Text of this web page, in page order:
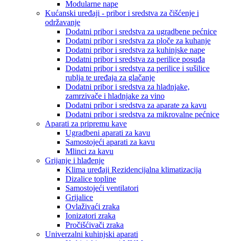
Modularne nape
Kućanski uređaji - pribor i sredstva za čišćenje i
održavanje
Dodatni pribor i sredstva za ugradbene pećnice
Dodatni pribor i sredstva za ploče za kuhanje
Dodatni pribor i sredstva za kuhinjske nape
Dodatni pribor i sredstva za perilice posuđa
Dodatni pribor i sredstva za perilice i sušilice
rublja te uređaja za glačanje
Dodatni pribor i sredstva za hladnjake,
zamrzivače i hladnjake za vino
Dodatni pribor i sredstva za aparate za kavu
Dodatni pribor i sredstva za mikrovalne pećnice
Aparati za pripremu kave
Ugradbeni aparati za kavu
Samostojeći aparati za kavu
Mlinci za kavu
Grijanje i hlađenje
Klima uređaji Rezidencijalna klimatizacija
Dizalice topline
Samostojeći ventilatori
Grijalice
Ovlaživaći zraka
Ionizatori zraka
Pročišćivači zraka
Univerzalni kuhinjski aparati